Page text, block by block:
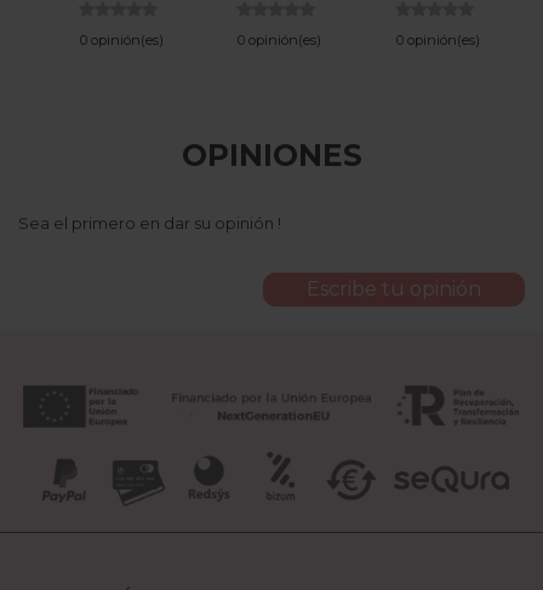
0 opinión(es) 0 opinión(es) 0 opinión(es)
OPINIONES
Sea el primero en dar su opinión !
Escribe tu opinión